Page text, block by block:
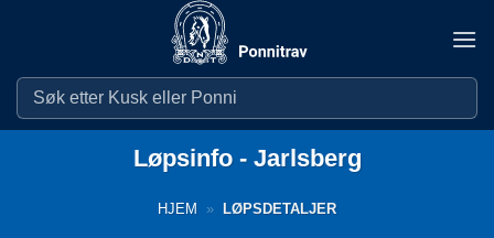
Løpsinfo - Jarlsberg
HJEM » LØPSDETALJER